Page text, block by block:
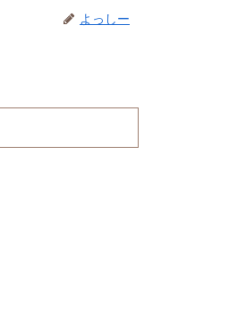
よっしー